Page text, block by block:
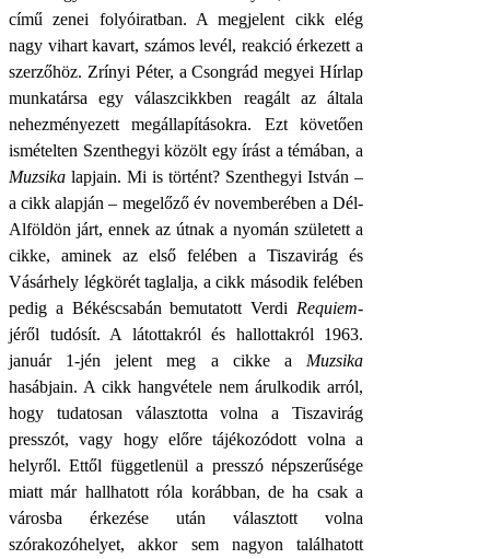
című zenei folyóiratban. A megjelent cikk elég
nagy vihart kavart, számos levél, reakció érkezett a
szerzőhöz. Zrínyi Péter, a Csongrád megyei Hírlap
munkatársa egy válaszcikkben reagált az általa
nehezményezett megállapításokra. Ezt követően
ismételten Szenthegyi közölt egy írást a témában, a
Muzsika lapjain. Mi is történt? Szenthegyi István –
a cikk alapján – megelőző év novemberében a Dél-
Alföldön járt, ennek az útnak a nyomán született a
cikke, aminek az első felében a Tiszavirág és
Vásárhely légkörét taglalja, a cikk második felében
pedig a Békéscsabán bemutatott Verdi Requiem-
jéről tudósít. A látottakról és hallottakról 1963.
január 1-jén jelent meg a cikke a Muzsika
hasábjain. A cikk hangvétele nem árulkodik arról,
hogy tudatosan választotta volna a Tiszavirág
presszót, vagy hogy előre tájékozódott volna a
helyről. Ettől függetlenül a presszó népszerűsége
miatt már hallhatott róla korábban, de ha csak a
városba érkezése után választott volna
szórakozóhelyet, akkor sem nagyon találhatott